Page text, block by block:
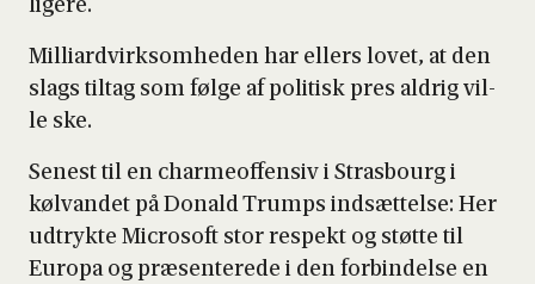
li­ge­re.
Mil­li­ard­virk­som­he­den har ellers lovet, at den
slags til­tag som føl­ge af poli­tisk pres aldrig vil­
le ske.
Sene­st til en char­meof­fen­siv i Stras­bourg i
kølvan­det på Donald Trumps ind­sæt­tel­se: Her
udtryk­te Micro­soft stor respekt og støt­te til
Euro­pa og præ­sen­te­re­de i den for­bin­del­se en